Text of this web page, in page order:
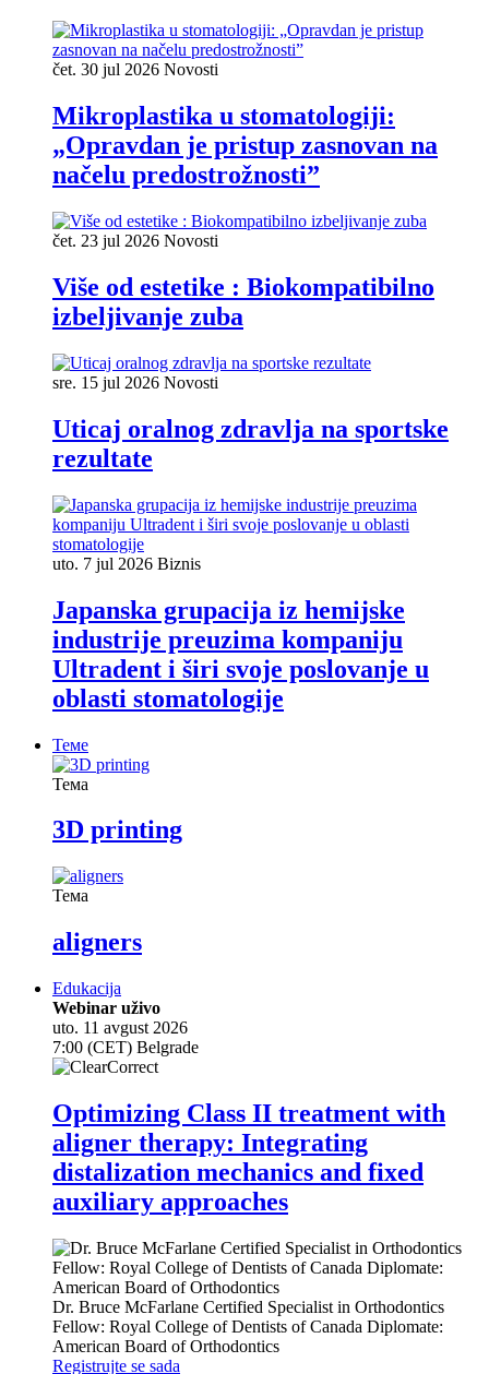
čet. 30 jul 2026 Novosti
Mikroplastika u stomatologiji:
„Opravdan je pristup zasnovan na
načelu predostrožnosti”
čet. 23 jul 2026 Novosti
Više od estetike : Biokompatibilno
izbeljivanje zuba
sre. 15 jul 2026 Novosti
Uticaj oralnog zdravlja na sportske
rezultate
uto. 7 jul 2026 Biznis
Japanska grupacija iz hemijske
industrije preuzima kompaniju
Ultradent i širi svoje poslovanje u
oblasti stomatologije
Теме
Тема
3D printing
Тема
aligners
Edukacija
Webinar uživo
uto. 11 avgust 2026
7:00 (CET) Belgrade
Optimizing Class II treatment with
aligner therapy: Integrating
distalization mechanics and fixed
auxiliary approaches
Dr. Bruce McFarlane Certified Specialist in Orthodontics
Fellow: Royal College of Dentists of Canada Diplomate:
American Board of Orthodontics
Registrujte se sada